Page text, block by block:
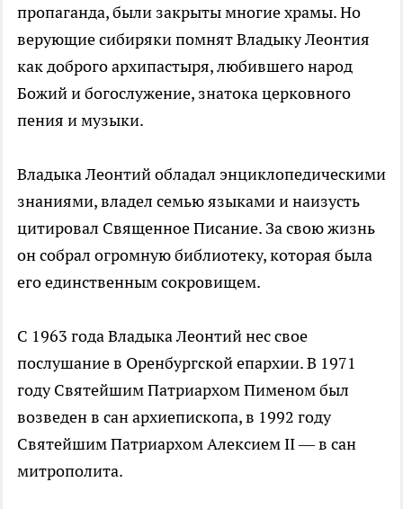
пропаганда, были закрыты многие храмы. Но
верующие сибиряки помнят Владыку Леонтия
как доброго архипастыря, любившего народ
Божий и богослужение, знатока церковного
пения и музыки.
Владыка Леонтий обладал энциклопедическими
знаниями, владел семью языками и наизусть
цитировал Священное Писание. За свою жизнь
он собрал огромную библиотеку, которая была
его единственным сокровищем.
С 1963 года Владыка Леонтий нес свое
послушание в Оренбургской епархии. В 1971
году Святейшим Патриархом Пименом был
возведен в сан архиепископа, в 1992 году
Святейшим Патриархом Алексием II — в сан
митрополита.